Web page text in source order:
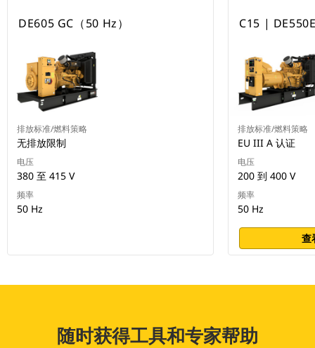
DE605 GC（50 Hz）
排放标准/燃料策略
无排放限制
电压
380 至 415 V
频率
50 Hz
C15 |
排放标准/燃料策略
EU III A 认证
电压
200 到 400 V
频率
50 Hz
查
随时获得工具和专家帮助